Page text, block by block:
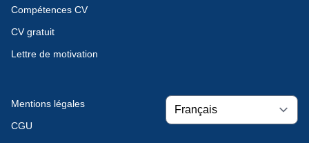
Compétences CV
CV gratuit
Lettre de motivation
Mentions légales
CGU